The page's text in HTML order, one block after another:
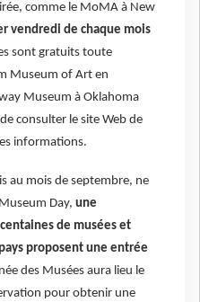
comme le MoMA à New
vendredi de chaque mois
sont gratuits toute
Museum of Art en
Museum à Oklahoma
consulter le site Web de
informations.
au mois de septembre, ne
Day, une
de musées et
proposent une entrée
des Musées aura lieu le
pour obtenir une